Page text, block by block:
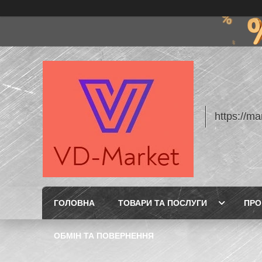
https://
ГОЛОВНА ТОВАРИ ТА ПОСЛУГИ
ОБМІН ТА ПОВЕРНЕННЯ